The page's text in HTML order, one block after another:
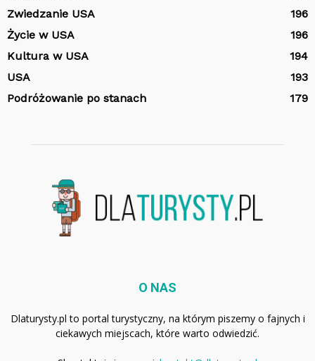
Zwiedzanie USA
196
Życie w USA
196
Kultura w USA
194
USA
193
Podróżowanie po stanach
179
O NAS
Dlaturysty.pl to portal turystyczny, na którym piszemy o fajnych i
ciekawych miejscach, które warto odwiedzić.